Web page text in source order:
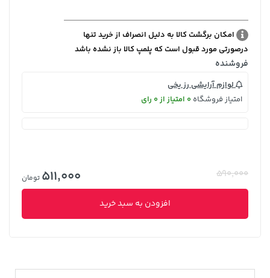
امکان برگشت کالا به دلیل انصراف از خرید تنها
درصورتی مورد قبول است که پلمپ کالا باز نشده باشد
فروشنده
لوازم آرایشی رز یخی
امتیاز فروشگاه 0 امتیاز از 0 رای
590,000
511,000 تومان
افزودن به سبد خرید